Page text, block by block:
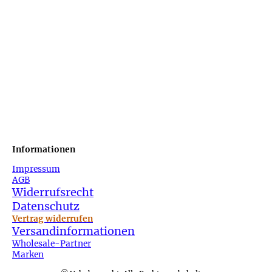
Informationen
Impressum
AGB
Widerrufsrecht
Datenschutz
Vertrag widerrufen
Versandinformationen
Wholesale-Partner
Marken